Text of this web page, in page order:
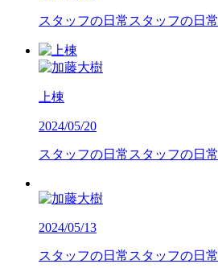
スタッフの日常 スタッフの日常
上棟
2024/05/20
スタッフの日常 スタッフの日常
2024/05/13
スタッフの日常 スタッフの日常